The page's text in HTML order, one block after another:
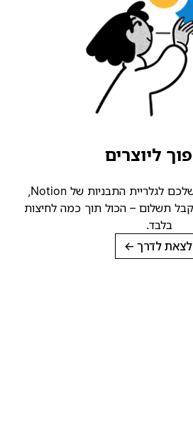
ליוצרים
להעלות את התבנית שלכם לגלריית התבניות של Notion,
– הכול תוך כמה לחיצות
בלבד.
לדרך→